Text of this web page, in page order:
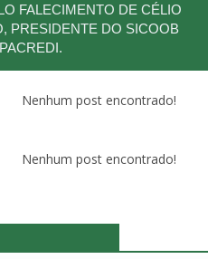
FALECIMENTO DE CÉLIO
PRESIDENTE DO SICOOB
Nenhum post encontrado!
Nenhum post encontrado!